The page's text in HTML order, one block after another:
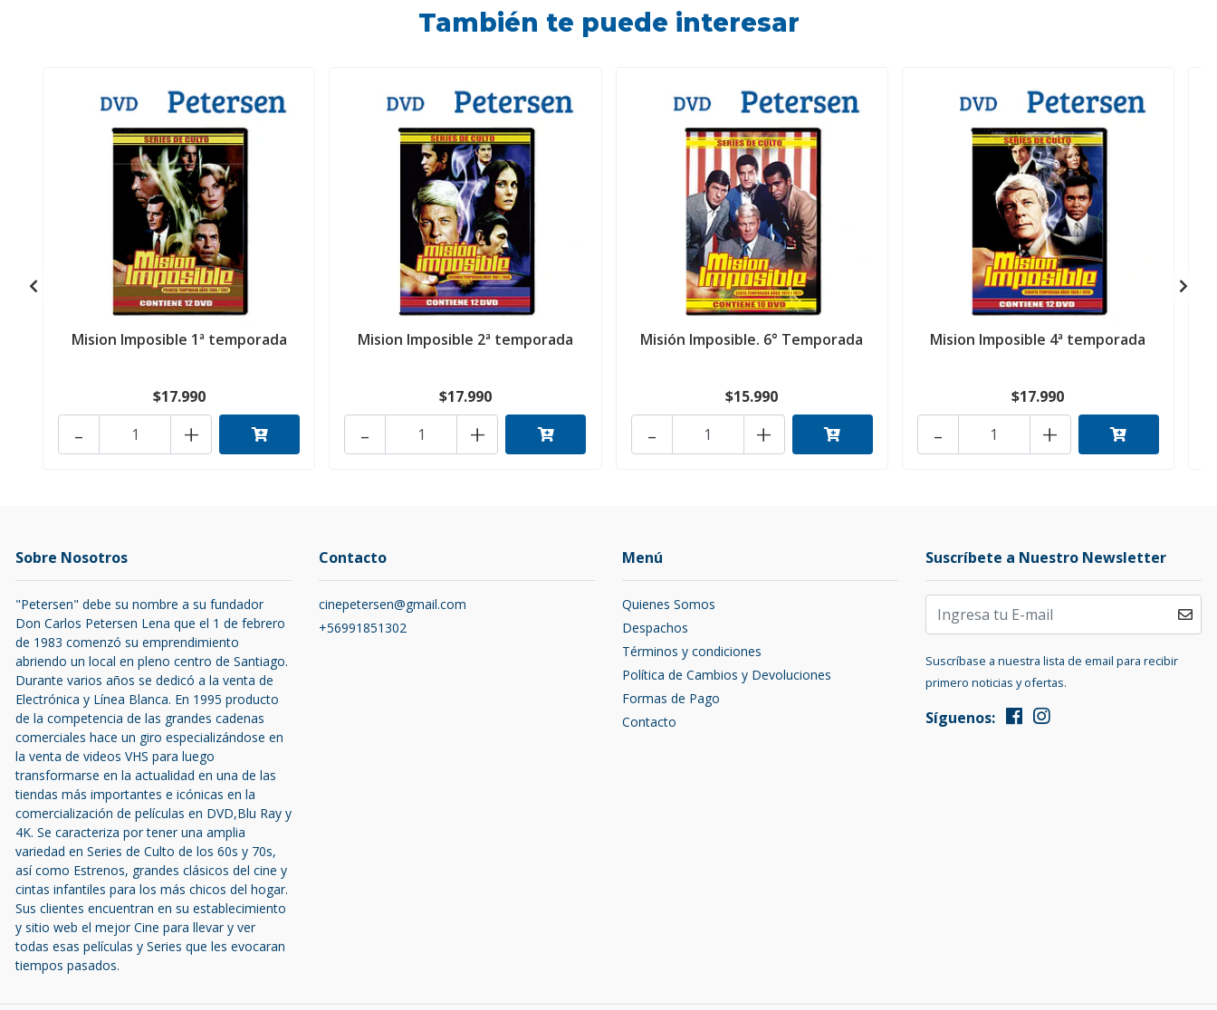
También te puede interesar
Mision Imposible 1ª temporada
$17.990
+
-
Mision Imposible 2ª temporada
$17.990
+
-
Misión Imposible. 6° Temporada
$15.990
+
-
Mision Imposible 4ª temporada
$17.990
+
-
Sobre Nosotros
"Petersen" debe su nombre a su fundador
Don Carlos Petersen Lena que el 1 de febrero
de 1983 comenzó su emprendimiento
abriendo un local en pleno centro de Santiago.
Durante varios años se dedicó a la venta de
Electrónica y Línea Blanca. En 1995 producto
de la competencia de las grandes cadenas
comerciales hace un giro especializándose en
la venta de videos VHS para luego
transformarse en la actualidad en una de las
tiendas más importantes e icónicas en la
comercialización de películas en DVD,Blu Ray y
4K. Se caracteriza por tener una amplia
variedad en Series de Culto de los 60s y 70s,
así como Estrenos, grandes clásicos del cine y
cintas infantiles para los más chicos del hogar.
Sus clientes encuentran en su establecimiento
y sitio web el mejor Cine para llevar y ver
todas esas películas y Series que les evocaran
tiempos pasados.
Contacto
cinepetersen@gmail.com
+56991851302
Menú
Quienes Somos
Despachos
Términos y condiciones
Política de Cambios y Devoluciones
Formas de Pago
Contacto
Suscríbete a Nuestro Newsletter
Suscríbase a nuestra lista de email para recibir
primero noticias y ofertas.
Síguenos: